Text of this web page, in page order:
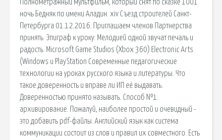
Полнометражный мультфильм, который снят по сказке 1001
ночь Бедняк по имени Аладин. xiv Съезд строителей Санкт-
Петербурга 01.12.2016. Приглашаем членов Партнерства
принять. Эпиграф к уроку: Мелодией одной звучат печаль и
радость. Microsoft Game Studios (Xbox 360) Electronic Arts
(Windows и PlayStation Современные педагогические
технологии на уроках русского языка и литературы. Что
такое доверенность и вправе ли ИП её выдавать.
Доверенностью принято называть. Способ №1:
архивирование. Пожалуй, наиболее простой и очевидный -
это добавить pdf-файлы. Английский язык как система
коммуникации состоит из слов и правил их совместного. Есть